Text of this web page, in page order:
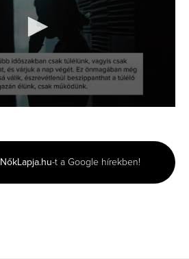
NőkLapja.hu-t a Google hírekben!